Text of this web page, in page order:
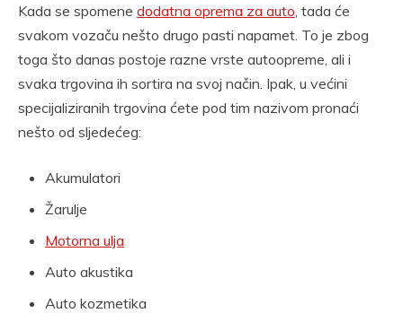
Kada se spomene dodatna oprema za auto , tada će
svakom vozaču nešto drugo pasti napamet. To je zbog
toga što danas postoje razne vrste autoopreme, ali i
svaka trgovina ih sortira na svoj način. Ipak, u većini
specijaliziranih trgovina ćete pod tim nazivom pronaći
nešto od sljedećeg:
Akumulatori
Žarulje
Motorna ulja
Auto akustika
Auto kozmetika